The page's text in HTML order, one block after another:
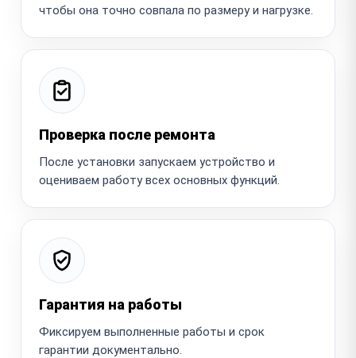
чтобы она точно совпала по размеру и нагрузке.
Проверка после ремонта
После установки запускаем устройство и
оцениваем работу всех основных функций.
Гарантия на работы
Фиксируем выполненные работы и срок
гарантии документально.